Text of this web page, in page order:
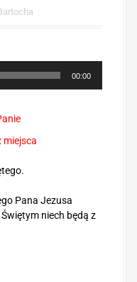
00:00
miejsca
Pana Jezusa
niech będą z